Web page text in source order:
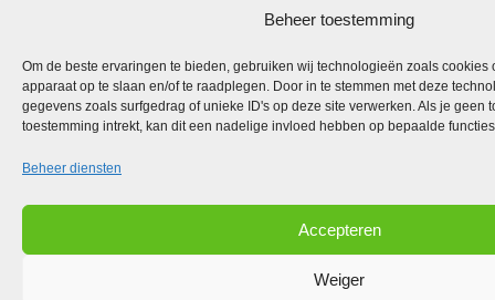
Beheer toestemming
Om de beste ervaringen te bieden, gebruiken wij technologieën zoals cookies
apparaat op te slaan en/of te raadplegen. Door in te stemmen met deze
gegevens zoals surfgedrag of unieke ID's op deze site verwerken. Als je geen
toestemming intrekt, kan dit een nadelige invloed hebben op bepaalde
Beheer diensten
Accepteren
Weiger